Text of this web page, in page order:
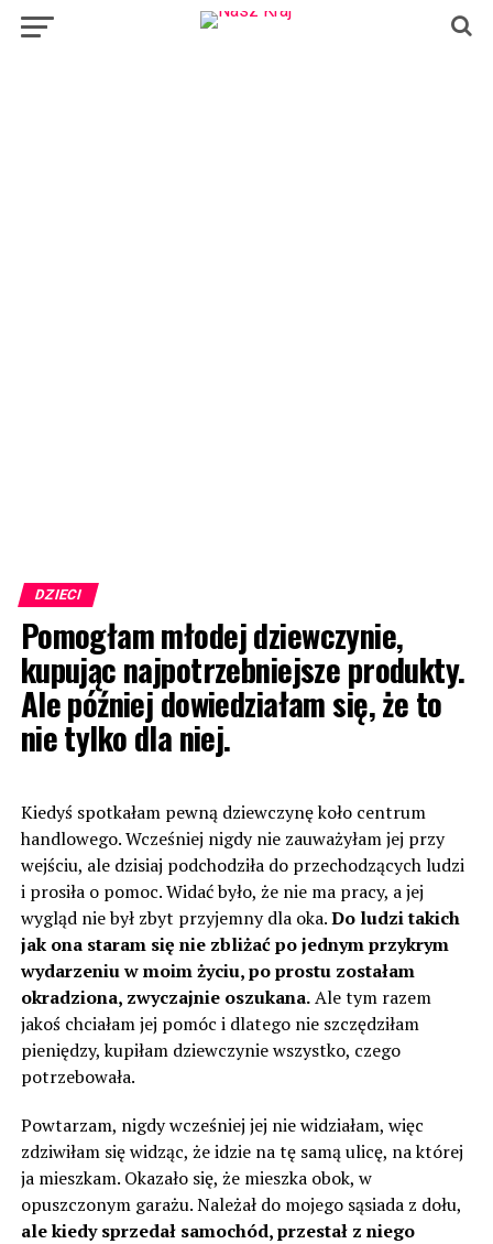
DZIECI
Pomogłam młodej dziewczynie,
kupując najpotrzebniejsze produkty.
Ale później dowiedziałam się, że to
nie tylko dla niej.
Kiedyś spotkałam pewną dziewczynę koło centrum
handlowego. Wcześniej nigdy nie zauważyłam jej przy
wejściu, ale dzisiaj podchodziła do przechodzących ludzi
i prosiła o pomoc. Widać było, że nie ma pracy, a jej
wygląd nie był zbyt przyjemny dla oka.Do ludzi takich
jak ona staram się nie zbliżać po jednym przykrym
wydarzeniu w moim życiu, po prostu zostałam
okradziona, zwyczajnie oszukana.Ale tym razem
jakoś chciałam jej pomóc i dlatego nie szczędziłam
pieniędzy, kupiłam dziewczynie wszystko, czego
potrzebowała.
Powtarzam, nigdy wcześniej jej nie widziałam, więc
zdziwiłam się widząc, że idzie na tę samą ulicę, na której
ja mieszkam. Okazało się, że mieszka obok, w
opuszczonym garażu. Należał do mojego sąsiada z dołu,
ale kiedy sprzedał samochód, przestał z niego